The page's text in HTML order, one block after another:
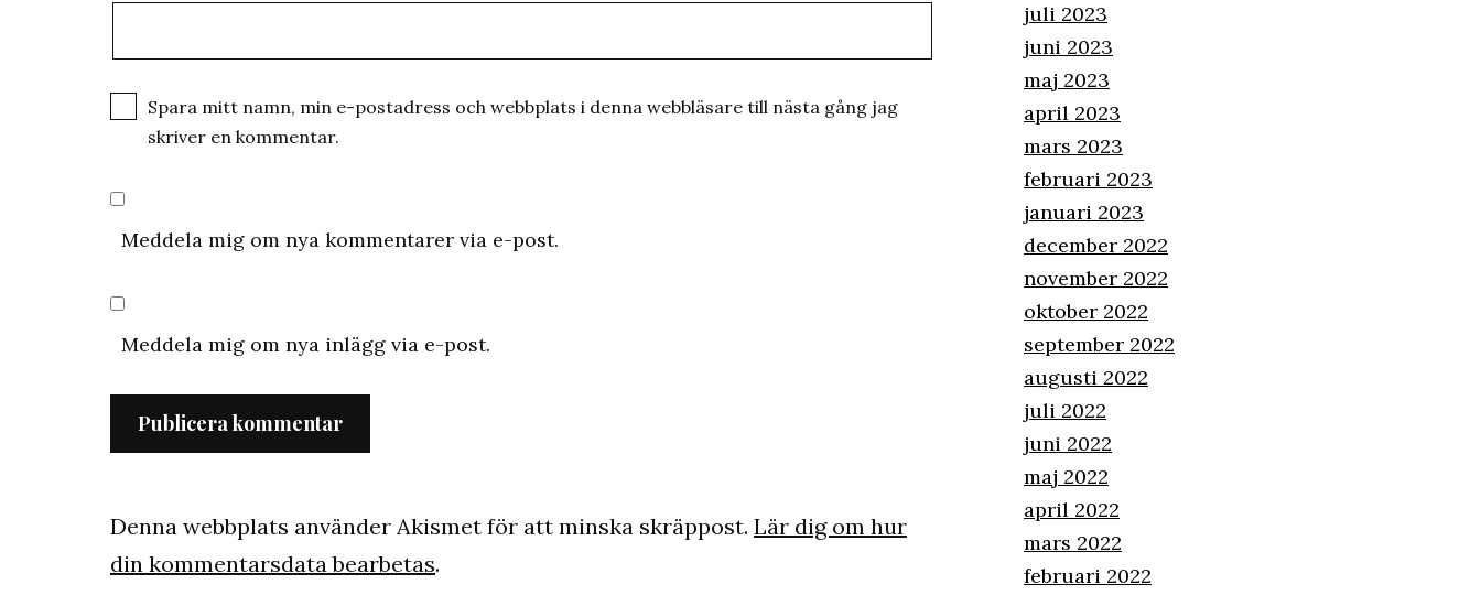
Spara mitt namn, min e-postadress och webbplats i denna webbläsare till nästa gång jag
skriver en kommentar.
Meddela mig om nya kommentarer via e-post.
Meddela mig om nya inlägg via e-post.
Denna webbplats använder Akismet för att minska skräppost. Lär dig om hur
din kommentarsdata bearbetas.
juli 2023
juni 2023
maj 2023
april 2023
mars 2023
februari 2023
januari 2023
december 2022
november 2022
oktober 2022
september 2022
augusti 2022
juli 2022
juni 2022
maj 2022
april 2022
mars 2022
februari 2022